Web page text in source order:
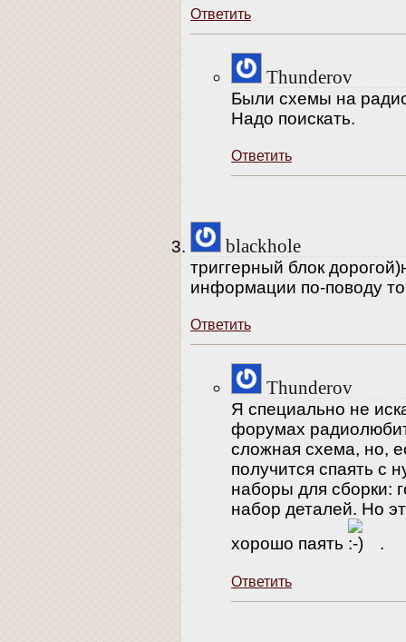
Ответить
Thunderov
Были схемы на
Надо поискать.
Ответить
blackhole
триггерный блок
информации по-поводу
Ответить
Thunderov
Я специально не
форумах
сложная схема, но,
получится спаять с
наборы для сборки:
набор деталей. Но
хорошо паять
.
Ответить